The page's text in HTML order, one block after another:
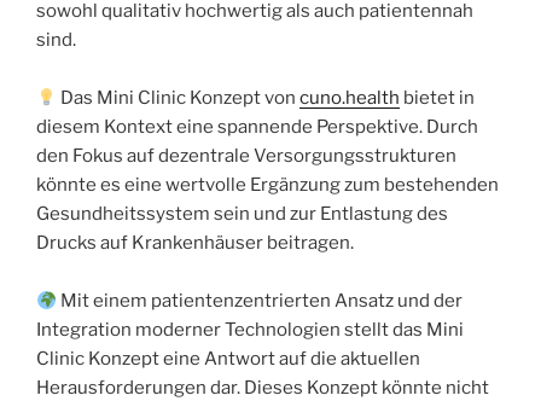
sowohl qualitativ hochwertig als auch patientennah
sind.
Das Mini Clinic Konzept voncuno.health bietet in
diesem Kontext eine spannende Perspektive. Durch
den Fokus auf dezentrale Versorgungsstrukturen
könnte es eine wertvolle Ergänzung zum bestehenden
Gesundheitssystem sein und zur Entlastung des
Drucks auf Krankenhäuser beitragen.
Mit einem patientenzentrierten Ansatz und der
Integration moderner Technologien stellt das Mini
Clinic Konzept eine Antwort auf die aktuellen
Herausforderungen dar. Dieses Konzept könnte nicht